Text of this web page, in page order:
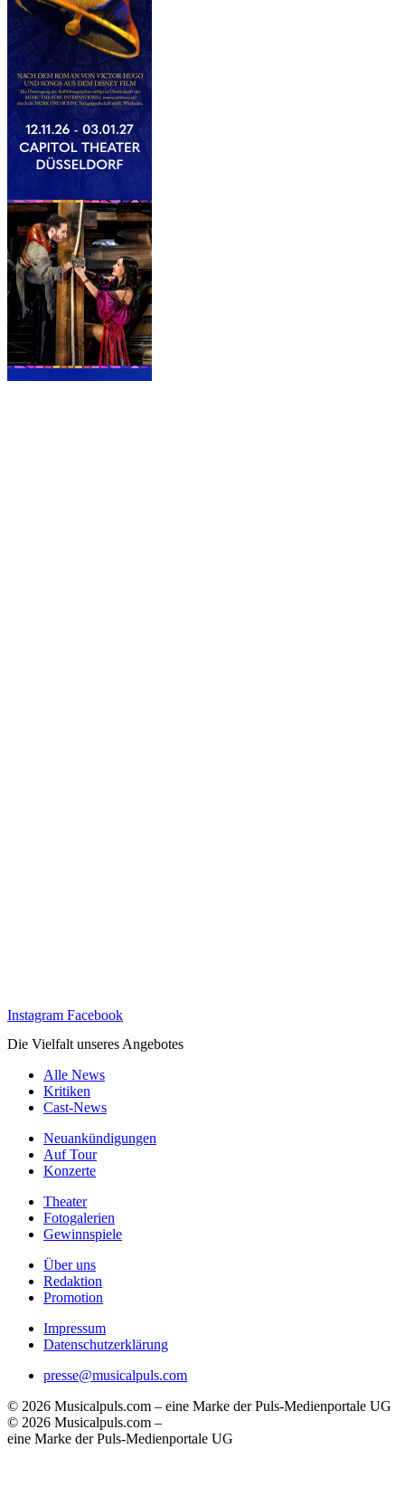
Instagram Facebook
Die Vielfalt unseres Angebotes
Alle News
Kritiken
Cast-News
Neuankündigungen
Auf Tour
Konzerte
Theater
Fotogalerien
Gewinnspiele
Über uns
Redaktion
Promotion
Impressum
Datenschutzerklärung
presse@musicalpuls.com
© 2026 Musicalpuls.com – eine Marke der Puls-Medienportale UG
© 2026 Musicalpuls.com –
eine Marke der Puls-Medienportale UG